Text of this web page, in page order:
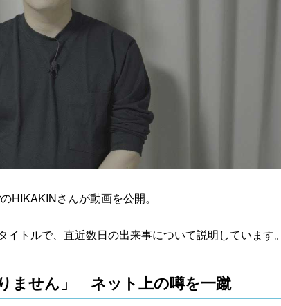
HIKAKINさんが動画を公開。
イトルで、直近数日の出来事について説明しています。
ません」 ネット上の噂を一蹴